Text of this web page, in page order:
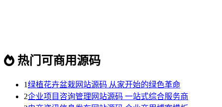
热门可商用源码
1绿植花卉盆栽网站源码 从家开始的绿色革命
2企业项目咨询管理网站源码 一站式综合服务商